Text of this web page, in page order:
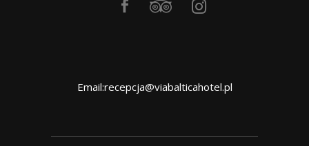
Email:recepcja@viabalticahotel.pl